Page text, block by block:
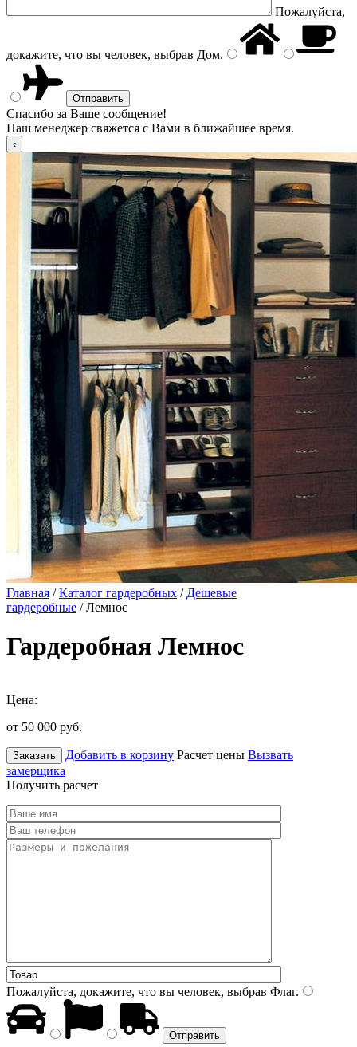
Пожалуйста,
докажите, что вы человек, выбрав Дом.
Спасибо за Ваше сообщение!
Наш менеджер свяжется с Вами в ближайшее время.
Главная /Каталог гардеробных / Дешевые
гардеробные / Лемнос
Гардеробная Лемнос
Цена:
от 50 000 руб.
Заказать Добавить в корзину Расчет цены Вызвать
замерщика
Получить расчет
Пожалуйста, докажите, что вы человек, выбрав Флаг.